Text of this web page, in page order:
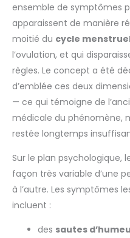
ensemble de symptômes
apparaissent de manière
moitié du cycle
l’ovulation, et qui
règles. Le concept a été
d’emblée ces deux
— ce qui témoigne de
médicale du phénomène,
restée longtemps
Sur le plan psychologique,
façon très variable d’une
à l’autre. Les symptômes
incluent :
des sautes